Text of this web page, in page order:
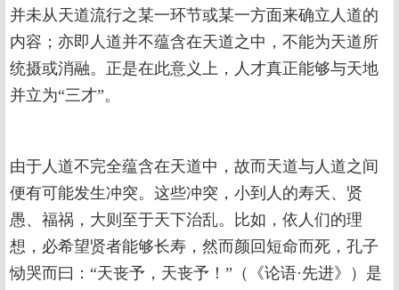
并未从天道流行之某一环节或某一方面来确立人道的
内容；亦即人道并不蕴含在天道之中，不能为天道所
统摄或消融。正是在此意义上，人才真正能够与天地
并立为“三才”。
由于人道不完全蕴含在天道中，故而天道与人道之间
便有可能发生冲突。这些冲突，小到人的寿夭、贤
愚、福祸，大则至于天下治乱。比如，依人们的理
想，必希望贤者能够长寿，然而颜回短命而死，孔子
恸哭而曰：“天丧予，天丧予！”（《论语·先进》）是